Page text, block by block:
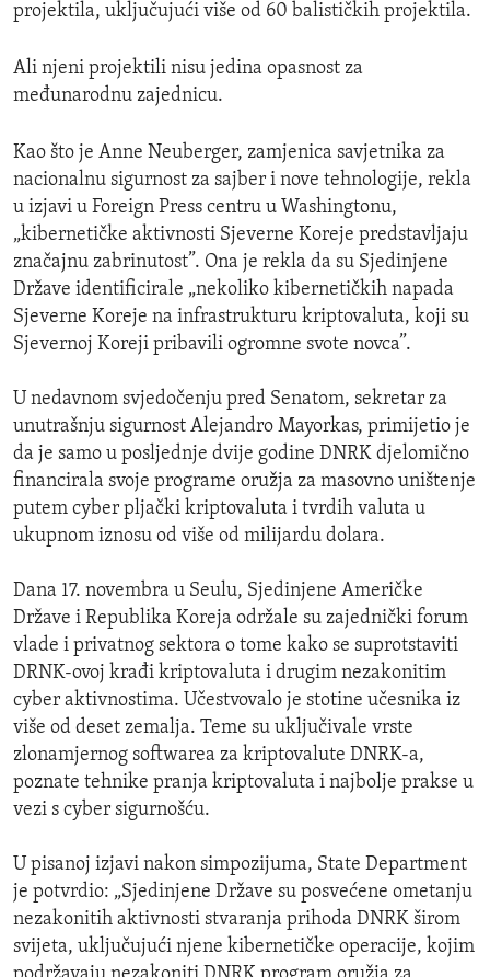
projektila, uključujući više od 60 balističkih projektila.
Ali njeni projektili nisu jedina opasnost za
međunarodnu zajednicu.
Kao što je Anne Neuberger, zamjenica savjetnika za
nacionalnu sigurnost za sajber i nove tehnologije, rekla
u izjavi u Foreign Press centru u Washingtonu,
„kibernetičke aktivnosti Sjeverne Koreje predstavljaju
značajnu zabrinutost”. Ona je rekla da su Sjedinjene
Države identificirale „nekoliko kibernetičkih napada
Sjeverne Koreje na infrastrukturu kriptovaluta, koji su
Sjevernoj Koreji pribavili ogromne svote novca”.
U nedavnom svjedočenju pred Senatom, sekretar za
unutrašnju sigurnost Alejandro Mayorkas, primijetio je
da je samo u posljednje dvije godine DNRK djelomično
financirala svoje programe oružja za masovno uništenje
putem cyber pljački kriptovaluta i tvrdih valuta u
ukupnom iznosu od više od milijardu dolara.
Dana 17. novembra u Seulu, Sjedinjene Američke
Države i Republika Koreja održale su zajednički forum
vlade i privatnog sektora o tome kako se suprotstaviti
DRNK-ovoj krađi kriptovaluta i drugim nezakonitim
cyber aktivnostima. Učestvovalo je stotine učesnika iz
više od deset zemalja. Teme su uključivale vrste
zlonamjernog softwarea za kriptovalute DNRK-a,
poznate tehnike pranja kriptovaluta i najbolje prakse u
vezi s cyber sigurnošću.
U pisanoj izjavi nakon simpozijuma, State Department
je potvrdio: „Sjedinjene Države su posvećene ometanju
nezakonitih aktivnosti stvaranja prihoda DNRK širom
svijeta, uključujući njene kibernetičke operacije, kojim